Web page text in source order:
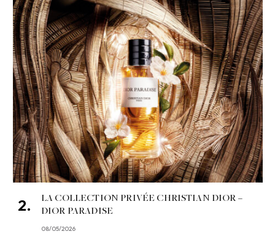
LA COLLECTION PRIVÉE CHRISTIAN DIOR –
DIOR PARADISE
08/05/2026